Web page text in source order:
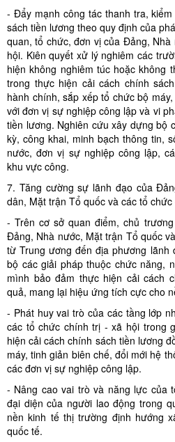
- Đẩy mạnh công tác thanh tra,
sách tiền lương theo quy định của
quan, tổ chức, đơn vị của Đảng,
hội. Kiên quyết xử lý nghiêm các
hiện không nghiêm túc hoặc không
trong thực hiện cải cách chính
hành chính, sắp xếp tổ chức bộ
với đơn vị sự nghiệp công lập và vi
tiền lương. Nghiên cứu xây dựng bộ
kỳ, công khai, minh bạch thông tin,
nước, đơn vị sự nghiệp công lập,
khu vực công.
7. Tăng cường sự lãnh đạo của
dân, Mặt trận Tổ quốc và các tổ
- Trên cơ sở quan điểm, chủ
Đảng, Nhà nước, Mặt trận Tổ quốc
từ Trung ương đến địa phương lãnh
bộ các giải pháp thuộc chức năng,
mình bảo đảm thực hiện cải cách
quả, mang lại hiệu ứng tích cực cho
- Phát huy vai trò của các tầng lớp
các tổ chức chính trị - xã hội trong
hiện cải cách chính sách tiền lương
máy, tinh giản biên chế, đổi mới hệ
các đơn vị sự nghiệp công lập.
- Nâng cao vai trò và năng lực của
đại diện của người lao động trong
nền kinh tế thị trường định hướng
quốc tế.